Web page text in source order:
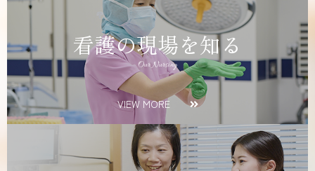
看護の現場を知る
Our Nursing
VIEW MORE